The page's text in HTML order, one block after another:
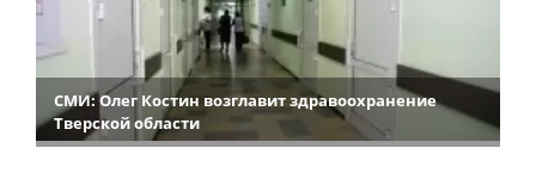
СМИ: Олег Костин возглавит здравоохранение
Тверской области